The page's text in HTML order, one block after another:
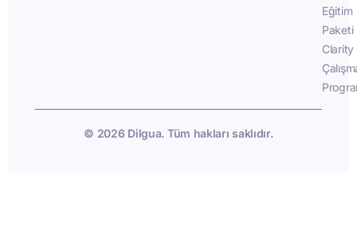
Eğitim
Paketi
Clarity
© 2026 Dilgua. Tüm hakları saklıdır.